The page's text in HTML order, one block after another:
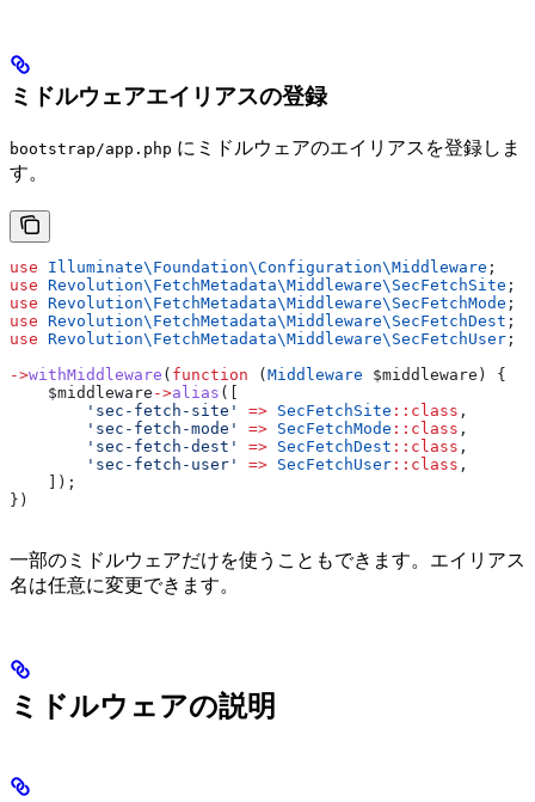
ミドルウェアエイリアスの登録
bootstrap/app.php にミドルウェアのエイリアスを登録しま
す。
use Illuminate\Foundation\Configuration\Middleware ;
use Revolution\FetchMetadata\Middleware\ SecFetchSite ;
use Revolution\FetchMetadata\Middleware\ SecFetchMode ;
use Revolution\FetchMetadata\Middleware\ SecFetchDest ;
use Revolution\FetchMetadata\Middleware\ SecFetchUser ;
->withMiddleware ( function ( Middleware $middleware ) {
    $middleware
->alias ([
        'sec-fetch-site'
=> SecFetchSite :: class ,
        'sec-fetch-mode'
=> SecFetchMode :: class ,
        'sec-fetch-dest'
=> SecFetchDest :: class ,
        'sec-fetch-user'
=> SecFetchUser :: class ,
    ]);
})
一部のミドルウェアだけを使うこともできます。エイリアス
名は任意に変更できます。
ミドルウェアの説明